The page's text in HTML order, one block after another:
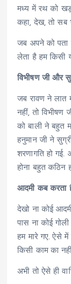
मध्य में रथ को
कहा, देख, तो सब
जब अपने को पता
लेता है हम किसी
विभीषण जी और
जब रावण ने लात
नहीं, तो विभीषण
को बाली ने बहुत
हनुमान जी ने
शरणागति हो गई.
होना बहुत कठिन
आदमी कब करता
देखो ना कोई
पास ना कोई
हम मारे गए. ऐसे
किसी काम का
अभी तो ऐसे ही